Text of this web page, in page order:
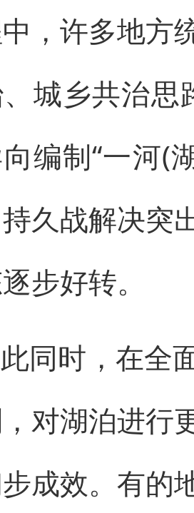
，许多地方
城乡共治思
编制“一河(
久战解决突
步好转。
同时，在全
对湖泊进行
成效。有的